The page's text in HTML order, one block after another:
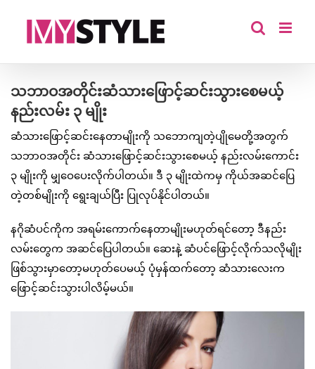
သဘာဝအတိုင်းဆံသားဖြောင့်ဆင်းသွားစေမယ့်
နည်းလမ်း ၃ မျိုး
ဆံသားဖြောင့်ဆင်းနေတာမျိုးကို သဘောကျတဲ့ပျိုမေတို့အတွက်
သဘာဝအတိုင်း ဆံသားဖြောင့်ဆင်းသွားစေမယ့် နည်းလမ်းကောင်း
၃ မျိုးကို မျှဝေပေးလိုက်ပါတယ်။ ဒီ ၃ မျိုးထဲကမှ ကိုယ်အဆင်ပြေ
တဲ့တစ်မျိုးကို ရွေးချယ်ပြီး ပြုလုပ်နိုင်ပါတယ်။
နဂိုဆံပင်ကိုက အရမ်းကောက်နေတာမျိုးမဟုတ်ရင်တော့ ဒီနည်း
လမ်းတွေက အဆင်ပြေပါတယ်။ ဆေးနဲ့ ဆံပင်ဖြောင့်လိုက်သလိုမျိုး
ဖြစ်သွားမှာတော့မဟုတ်ပေမယ့် ပုံမှန်ထက်တော့ ဆံသားလေးက
ဖြောင့်ဆင်းသွားပါလိမ့်မယ်။